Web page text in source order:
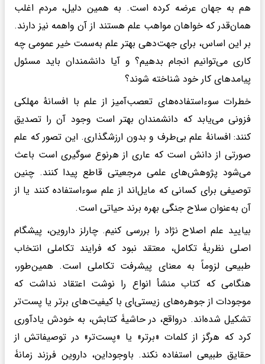
هم به جهان عرضه کرده است. به همین دلیل، مردم اغلب
همان‌قدر که خواهان مواهب علم هستند از آن واهمه نیز دارند.
بر این اساس، برای جهت‌دهی بهتر علم به‌سمت خیر عمومی چه
کاری می‌توانیم انجام بدهیم؟ و آیا دانشمندان باید مسئول
پیامدهای کار خود شناخته شوند؟
خطرات سوءاستفاده‌های تعصب‌آمیز از علم با افسانهٔ مهلکی
فزونی می‌یابد که دانشمندان بهتر است وجود آن را تصدیق
کنند: افسانهٔ علم بی‌طرف و بدون ارزشگذاری. این تصور که علم
صورتی از دانش است که عاری از هرنوع سوگیری است باعث
می‌شود پژوهش‌های علمی مرجعیتی قاطع پیدا کنند. چنین
توصیفی برای کسانی که مایل‌اند از علم سوءاستفاده کنند یا از
آن به‌عنوان سلاح جنگی بهره برند حیاتی است.
بیایید علم اصلاح نژاد را بررسی کنیم. چارلز داروین، پیشگام
اصلی نظریۀ تکامل، معتقد نبود که فرایند تکاملی انتخاب
طبیعی لزوماً به معنای پیشرفت تکاملی است. همین‌طور،
هنگامی که کتاب منشأ انواع را نوشت اعتقاد نداشت که
موجودات از جوهره‌های زیستی‌ای با کیفیت‌های برتر یا پست‌تر
تشکیل شده‌اند. درواقع، در حاشیۀ کتابش، به خودش یادآوری
کرد که هرگز از کلمات «برتر» یا «پست‌تر» در توصیفاتش از
حقایق طبیعی استفاده نکند. باوجوداین، داروین فرزند زمانۀ